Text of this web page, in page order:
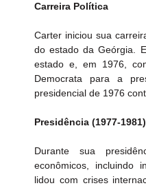
Carreira Política
Carter iniciou sua
do estado da Geórgia.
estado e, em 1976,
Democrata para a
presidencial de 1976
Presidência (1977-1981)
Durante sua
econômicos, incluindo
lidou com crises